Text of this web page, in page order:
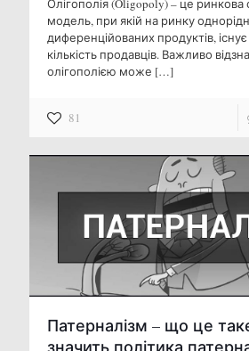
Олігополія (Oligopoly) – ​​це ринкова
модель, при якій на ринку
диференційованих продуктів,
кількість продавців. Важливо
олігополією може […]
81
Патерналізм – що це